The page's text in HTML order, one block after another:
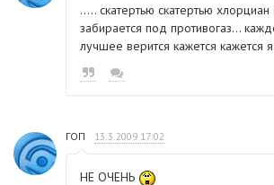
..... скатертью скатертью хлорциан
забирается под противогаз...
лучшее верится кажется кажется
ГОП 13.3.2009 17:02
НЕ ОЧЕНЬ